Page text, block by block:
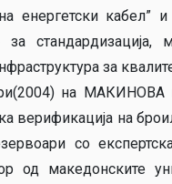
енергетски кабел”
стандардизација,
за
на МАКИНОВА
верификација на
со
од македонските